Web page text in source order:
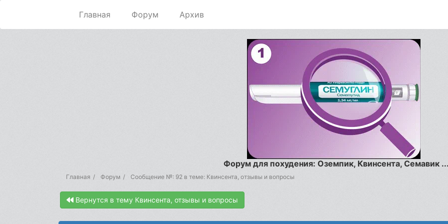
Главная Форум Архив
Форум для похудения: Оземпик, Квинсента, Семавик
Главная Форум Сообщение №: 92 в теме: Квинсента, отзывы и вопросы
Вернутся в тему Квинсента, отзывы и вопросы